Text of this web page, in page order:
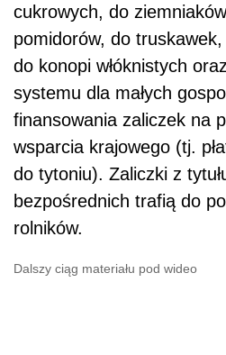
cukrowych, do
pomidorów, do
do konopi włóknistych
systemu dla małych
finansowania zaliczek na
wsparcia krajowego (tj.
do tytoniu). Zaliczki z
bezpośrednich trafią do
rolników.
Dalszy ciąg materiału pod wideo